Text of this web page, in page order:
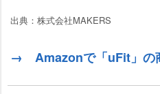
出典：株式会社MAKERS
→ Amazonで「uFit」の